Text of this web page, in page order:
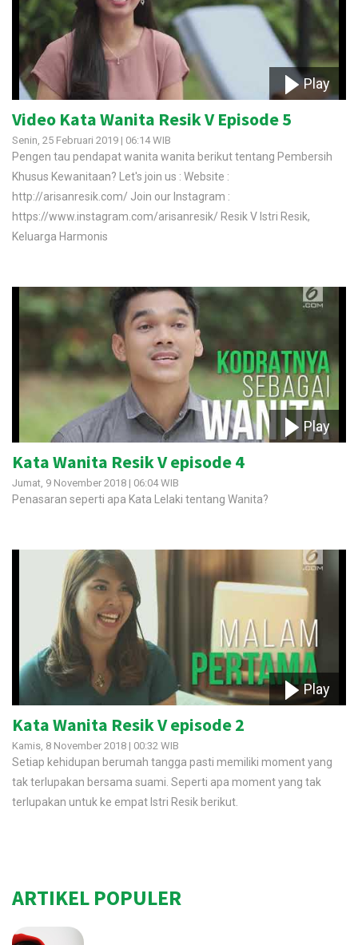
Play
Video Kata Wanita Resik V Episode 5
Senin, 25 Februari 2019 | 06:14 WIB
Pengen tau pendapat wanita wanita berikut tentang Pembersih
Khusus Kewanitaan? Let's join us : Website :
http://arisanresik.com/ Join our Instagram :
https://www.instagram.com/arisanresik/ Resik V Istri Resik,
Keluarga Harmonis
Play
Kata Wanita Resik V episode 4
Jumat, 9 November 2018 | 06:04 WIB
Penasaran seperti apa Kata Lelaki tentang Wanita?
Play
Kata Wanita Resik V episode 2
Kamis, 8 November 2018 | 00:32 WIB
Setiap kehidupan berumah tangga pasti memiliki moment yang
tak terlupakan bersama suami. Seperti apa moment yang tak
terlupakan untuk ke empat Istri Resik berikut.
ARTIKEL POPULER